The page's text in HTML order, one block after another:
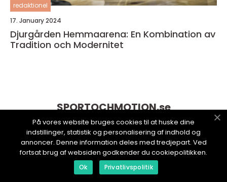
redaktionel
17. January 2024
Djurgården Hemmaarena: En Kombination av
Tradition och Modernitet
SPORTOCHMOTION.se
På vores website bruges cookies til at huske dine
indstillinger, statistik og personalisering af indhold og
annoncer. Denne information deles med tredjepart. Ved
fortsat brug af websiden godkender du cookiepolitikken.
Ok Privatlivspolitik